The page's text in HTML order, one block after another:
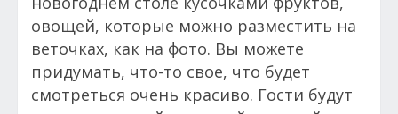
овощей, которые можно разместить на
веточках, как на фото. Вы можете
придумать, что-то свое, что будет
смотреться очень красиво. Гости будут